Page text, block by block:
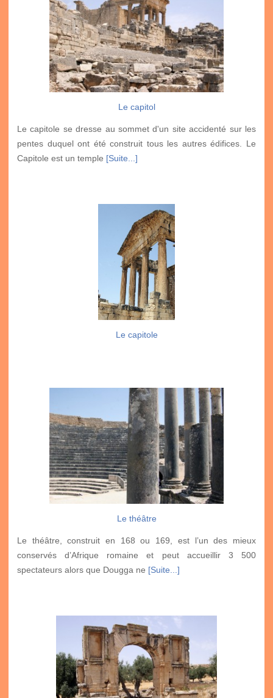
Le capitol
Le capitole se dresse au sommet d'un site accidenté sur les
pentes duquel ont été construit tous les autres édifices. Le
Capitole est un temple [Suite...]
Le capitole
Le théâtre
Le théâtre, construit en 168 ou 169, est l’un des mieux
conservés d’Afrique romaine et peut accueillir 3 500
spectateurs alors que Dougga ne [Suite...]